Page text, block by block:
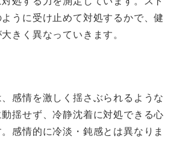
うに受け止めて対処するかで、健
きく異なっていきます。
感情を激しく揺さぶられるような
揺せず、冷静沈着に対処できる心
感情的に冷淡・鈍感とは異なりま